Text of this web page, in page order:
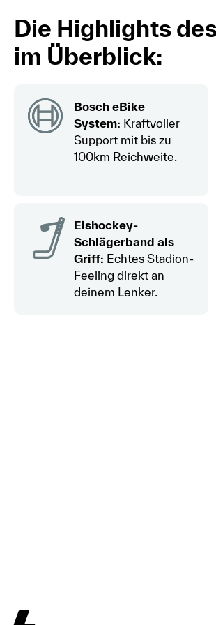
Die Highlights
im Überblick:
Bosch eBike
System: Kraftvoller
Support mit bis zu
100km Reichweite.
Eishockey-
Schlägerband als
Griff: Echtes Stadion-
Feeling direkt an
deinem Lenker.